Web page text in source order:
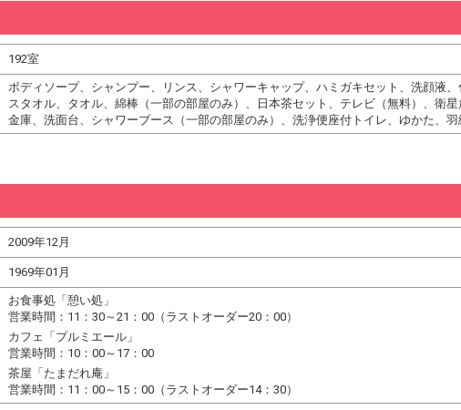
192室
ボディソープ、シャンプー、リンス、シャワーキャップ、ハミガキセット、洗顔液
スタオル、タオル、綿棒（一部の部屋のみ）、日本茶セット、テレビ（無料）、衛
金庫、洗面台、シャワーブース（一部の部屋のみ）、洗浄便座付トイレ、ゆかた、
2009年12月
1969年01月
お食事処「憩い処」
営業時間：11：30～21：00（ラストオーダー20：00）
カフェ「プルミエール」
営業時間：10：00～17：00
茶屋「たまだれ庵」
営業時間：11：00～15：00（ラストオーダー14：30）